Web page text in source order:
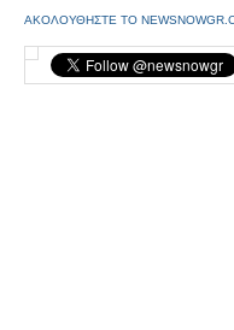
ΑΚΟΛΟΥΘΗΣΤΕ ΤΟ